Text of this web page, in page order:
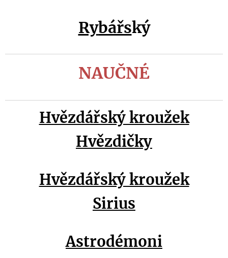
Rybářský
NAUČNÉ
Hvězdářský kroužek
Hvězdičky
Hvězdářský kroužek
Sirius
Astrodémoni